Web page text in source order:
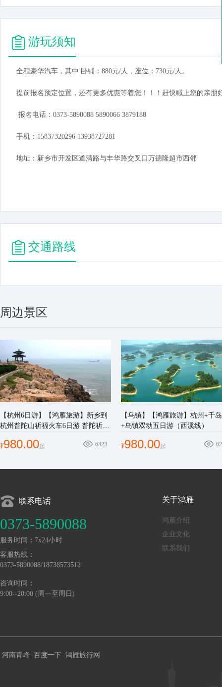
游玩须知
全程豪华汽车，其中 卧铺：880元/人，座位：730元/人。
提前报名预定位置，还有更多优惠等着您！！！赶快喊上您的亲朋
报名电话：0373-5890088 5890066 3879188
手机：15837320296 13938727281
地址：新乡市开发区道清路与丰华路交叉口万德隆超市西邻
交通路线
周边景区
【杭州6日游】【鸿雁旅游】新乡到
杭州普陀山祈福火车6日游 普陀祈福
¥980.00起 6323
【乌镇】【鸿雁旅游】杭州+千
+乌镇双动五日游（西溪线）
¥980.00起
联系电话
0373-5890088
服务时间：7x24小时
客服热线：
0373-5890088/18738573512
咨询时间：
9:00--20:00 (周一至周日)
关于鸿雁
鸿雁介绍
企业文化
联系我们
河南青峰 百度一下 鸿雁旅行网